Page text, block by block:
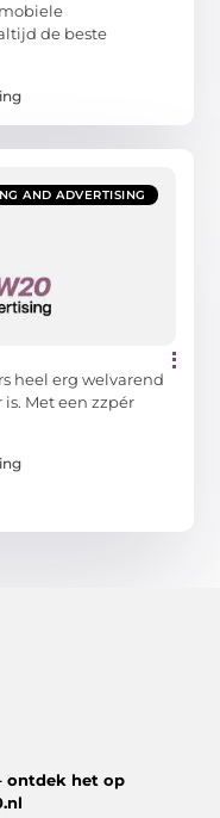
de beste
AND ADVERTISING
heel erg welvarend
Met een zzpér
ontdek het op